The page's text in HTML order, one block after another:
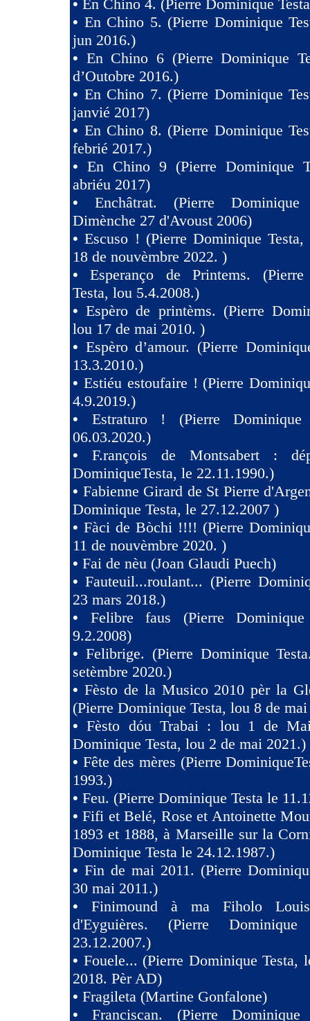
• En Chino 4. (Pierre Dominique
• En Chino 5. (Pierre Dominique
jun 2016.)
• En Chino 6 (Pierre Dominique
d’Outobre 2016.)
• En Chino 7. (Pierre Dominique
janvié 2017)
• En Chino 8. (Pierre Dominique
febrié 2017.)
• En Chino 9 (Pierre Dominique
abriéu 2017)
• Enchâtrat. (Pierre
Dimènche 27 d'Avoust 2006)
•Escuso ! (Pierre Dominique
18 de nouvèmbre 2022. )
•Esperanço de Printems.
Testa, lou 5.4.2008.)
•Espèro de printèms. (Pierre
lou 17 de mai 2010. )
• Espèro d’amour. (Pierre
13.3.2010.)
• Estiéu estoufaire ! (Pierre
4.9.2019.)
• Estraturo ! (Pierre
06.03.2020.)
• F.rançois de Montsabert :
DominiqueTesta, le 22.11.1990.)
• Fabienne Girard de St Pierre
Dominique Testa, le 27.12.2007 )
• Fàci de Bòchi !!!! (Pierre
11 de nouvèmbre 2020. )
• Fai de nèu (Joan Glaudi Puech)
•Fauteuil...roulant... (Pierre
23 mars 2018.)
• Felibre faus (Pierre
9.2.2008)
• Felibrige. (Pierre Dominique
setèmbre 2020.)
• Fèsto de la Musico 2010 pèr la
(Pierre Dominique Testa, lou 8 de
•Fèsto dóu Trabai : lou 1 de
Dominique Testa, lou 2 de mai 2021.)
• Fête des mères (Pierre
1993.)
• Feu. (Pierre Dominique Testa le
•Fifi et Belé, Rose et Antoinette
1893 et 1888, à Marseille sur la
Dominique Testa le 24.12.1987.)
• Fin de mai 2011. (Pierre
30 mai 2011.)
• Finimound à ma Fiholo
d'Eyguières. (Pierre
23.12.2007.)
• Fouele... (Pierre Dominique Testa,
2018. Pèr AD)
• Fragileta (Martine Gonfalone)
•Franciscan. (Pierre